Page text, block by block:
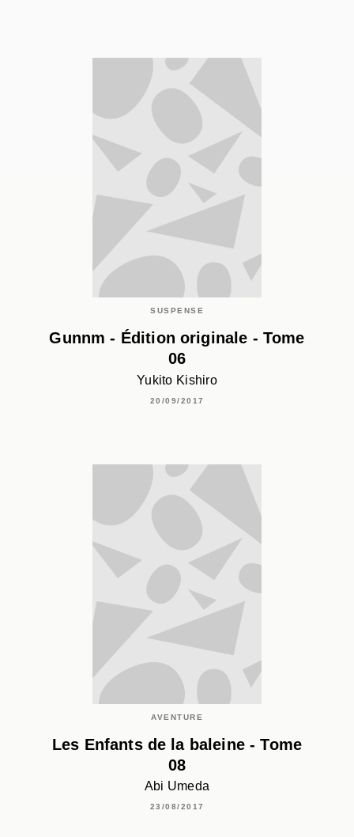
SUSPENSE
Gunnm - Édition originale - Tome
06
Yukito Kishiro
20/09/2017
AVENTURE
Les Enfants de la baleine - Tome
08
Abi Umeda
23/08/2017